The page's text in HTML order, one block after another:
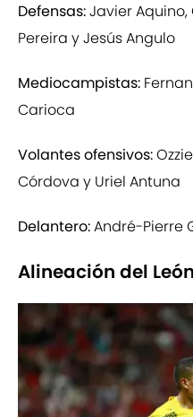
Defensas:Javier
Pereira y Jesús Angulo
Mediocampistas:
Carioca
Volantes ofensivos:
Córdova y Uriel Antuna
Delantero:André-Pierre
Alineación del